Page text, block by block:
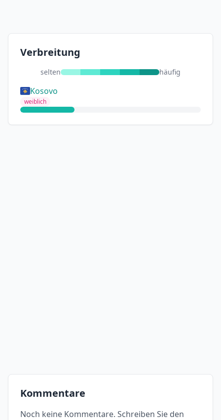
Verbreitung
selten häufig
Kosovo
weiblich
Kommentare
Noch keine Kommentare. Schreiben Sie den